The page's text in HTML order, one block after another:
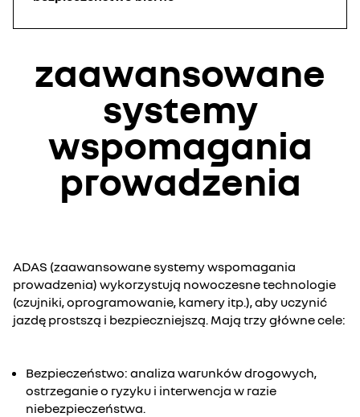
zaawansowane
systemy
wspomagania
prowadzenia
ADAS (zaawansowane systemy wspomagania
prowadzenia) wykorzystują nowoczesne technologie
(czujniki, oprogramowanie, kamery itp.), aby uczynić
jazdę prostszą i bezpieczniejszą. Mają trzy główne cele:
Bezpieczeństwo: analiza warunków drogowych,
ostrzeganie o ryzyku i interwencja w razie
niebezpieczeństwa.